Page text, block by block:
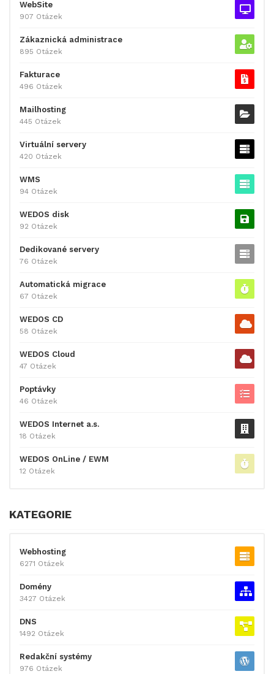
WebSite
907 Otázek
Zákaznická administrace
895 Otázek
Fakturace
496 Otázek
Mailhosting
445 Otázek
Virtuální servery
420 Otázek
WMS
94 Otázek
WEDOS disk
92 Otázek
Dedikované servery
76 Otázek
Automatická migrace
67 Otázek
WEDOS CD
58 Otázek
WEDOS Cloud
47 Otázek
Poptávky
46 Otázek
WEDOS Internet a.s.
18 Otázek
WEDOS OnLine / EWM
12 Otázek
KATEGORIE
Webhosting
6271 Otázek
Domény
3427 Otázek
DNS
1492 Otázek
Redakční systémy
976 Otázek